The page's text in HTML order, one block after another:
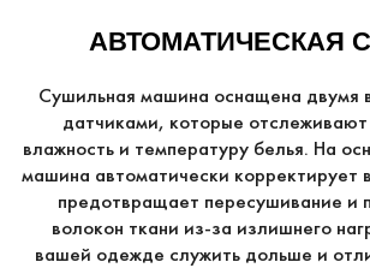
АВТОМАТИЧЕСКАЯ
Сушильная машина оснащена двумя
датчиками, которые
влажность и температуру белья. На
машина автоматически корректирует
предотвращает пересушивание и
волокон ткани из-за излишнего
вашей одежде служить дольше и